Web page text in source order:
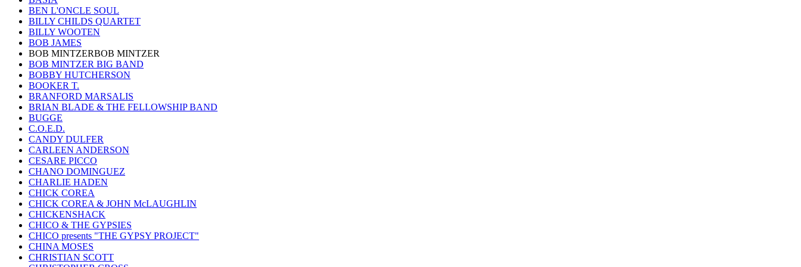
BEN L'ONCLE SOUL
BILLY CHILDS QUARTET
BILLY WOOTEN
BOB JAMES
BOB MINTZERBOB MINTZER
BOB MINTZER BIG BAND
BOBBY HUTCHERSON
BOOKER T.
BRANFORD MARSALIS
BRIAN BLADE & THE FELLOWSHIP BAND
BUGGE
C.O.E.D.
CANDY DULFER
CARLEEN ANDERSON
CESARE PICCO
CHANO DOMINGUEZ
CHARLIE HADEN
CHICK COREA
CHICK COREA & JOHN McLAUGHLIN
CHICKENSHACK
CHICO & THE GYPSIES
CHICO presents "THE GYPSY PROJECT"
CHINA MOSES
CHRISTIAN SCOTT